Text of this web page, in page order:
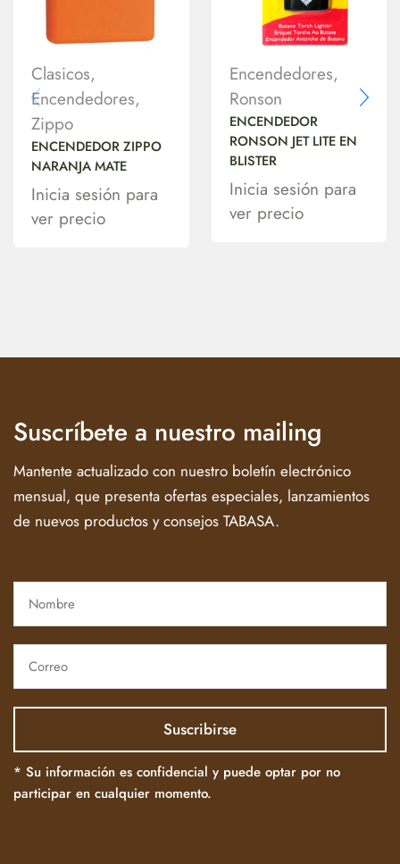
Clasicos,
Encendedores,
Zippo
ENCENDEDOR ZIPPO
NARANJA MATE
Inicia sesión para
ver precio
Encendedores,
Ronson
ENCENDEDOR
RONSON JET LITE EN
BLISTER
Inicia sesión para
ver precio
Suscríbete a nuestro mailing
Mantente actualizado con nuestro boletín electrónico
mensual, que presenta ofertas especiales, lanzamientos
de nuevos productos y consejos TABASA.
* Su información es confidencial y puede optar por no
participar en cualquier momento.